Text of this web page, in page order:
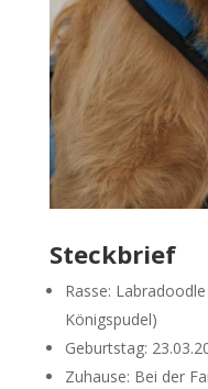
Steckbrief
Rasse:
Königspudel)
Geburtstag:
Zuhause: Bei der